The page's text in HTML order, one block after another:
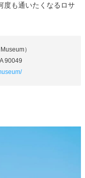
度も通いたくなるロサ
）
90049